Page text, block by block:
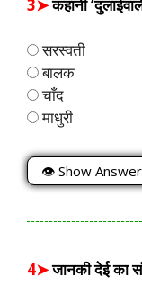
3➤कहानी
सरस्वती
बालक
चाँद
माधुरी
👁 Show Answer
4➤जानकी देई का